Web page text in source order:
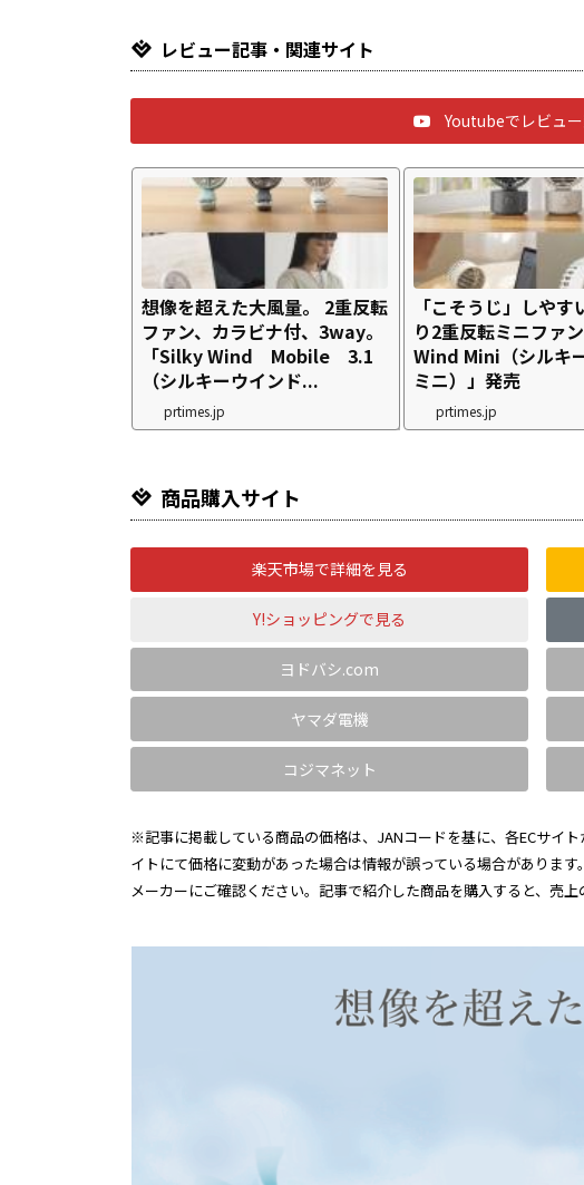
レビュー記事・関連サイト
Youtubeでレビュ
想像を超えた大風量。 2重反転
ファン、カラビナ付、3way。
「Silky Wind Mobile 3.1
（シルキーウインド...
prtimes.jp
「こそうじ」しやす
り2重反転ミニファ
Wind Mini（シルキ
ミニ）」発売
prtimes.jp
商品購入サイト
楽天市場で詳細を見る
Y!ショッピングで見る
ヨドバシ.com
ヤマダ電機
コジマネット
※記事に掲載している商品の価格は、JANコードを基に、各ECサイ
イトにて価格に変動があった場合は情報が誤っている場合がありま
メーカーにご確認ください。記事で紹介した商品を購入すると、売上